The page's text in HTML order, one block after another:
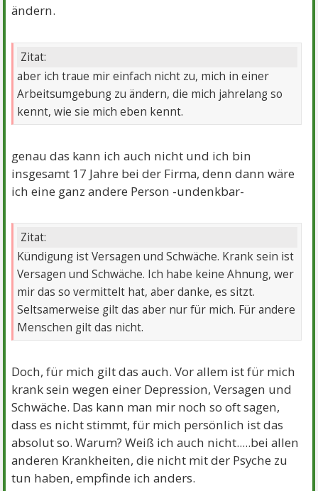
ändern.
Zitat:
aber ich traue mir einfach nicht zu, mich in einer
Arbeitsumgebung zu ändern, die mich jahrelang so
kennt, wie sie mich eben kennt.
genau das kann ich auch nicht und ich bin
insgesamt 17 Jahre bei der Firma, denn dann wäre
ich eine ganz andere Person -undenkbar-
Zitat:
Kündigung ist Versagen und Schwäche. Krank sein ist
Versagen und Schwäche. Ich habe keine Ahnung, wer
mir das so vermittelt hat, aber danke, es sitzt.
Seltsamerweise gilt das aber nur für mich. Für andere
Menschen gilt das nicht.
Doch, für mich gilt das auch. Vor allem ist für mich
krank sein wegen einer Depression, Versagen und
Schwäche. Das kann man mir noch so oft sagen,
dass es nicht stimmt, für mich persönlich ist das
absolut so. Warum? Weiß ich auch nicht.....bei allen
anderen Krankheiten, die nicht mit der Psyche zu
tun haben, empfinde ich anders.